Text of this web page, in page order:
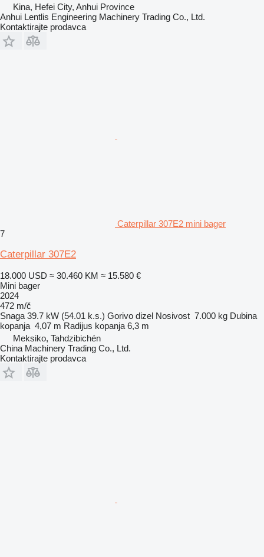
Kina, Hefei City, Anhui Province
Anhui Lentlis Engineering Machinery Trading Co., Ltd.
Kontaktirajte prodavca
Caterpillar 307E2 mini bager
7
Caterpillar 307E2
18.000 USD ≈ 30.460 KM ≈ 15.580 €
Mini bager
2024
472 m/č
Snaga 39.7 kW (54.01 k.s.) Gorivo dizel Nosivost 7.000 kg Dubina
kopanja 4,07 m Radijus kopanja 6,3 m
Meksiko, Tahdzibichén
China Machinery Trading Co., Ltd.
Kontaktirajte prodavca